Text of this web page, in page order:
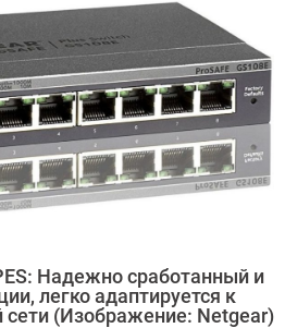
Надежно сработанный и
легко адаптируется к
(Изображение: Netgear)